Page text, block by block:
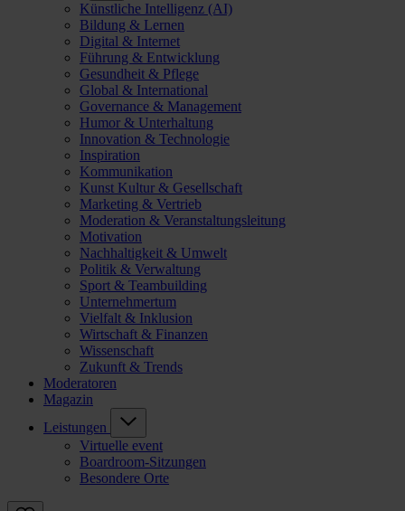
Künstliche Intelligenz (AI)
Bildung & Lernen
Digital & Internet
Führung & Entwicklung
Gesundheit & Pflege
Global & International
Governance & Management
Humor & Unterhaltung
Innovation & Technologie
Inspiration
Kommunikation
Kunst Kultur & Gesellschaft
Marketing & Vertrieb
Moderation & Veranstaltungsleitung
Motivation
Nachhaltigkeit & Umwelt
Politik & Verwaltung
Sport & Teambuilding
Unternehmertum
Vielfalt & Inklusion
Wirtschaft & Finanzen
Wissenschaft
Zukunft & Trends
Moderatoren
Magazin
Leistungen
Virtuelle event
Boardroom-Sitzungen
Besondere Orte